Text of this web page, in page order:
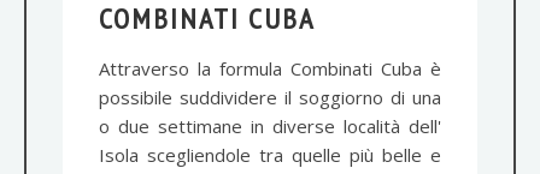
COMBINATI CUBA
Attraverso la formula Combinati Cuba è
possibile suddividere il soggiorno di una
o due settimane in diverse località dell'
Isola scegliendole tra quelle più belle e